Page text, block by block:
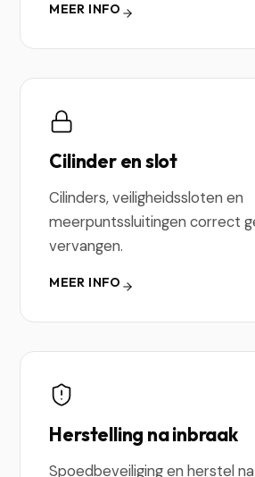
MEER INFO
Cilinder en slot
Cilinders, veiligheidssloten en
meerpuntssluitingen correct
vervangen.
MEER INFO
Herstelling na inbraak
Spoedbeveiliging en herstel